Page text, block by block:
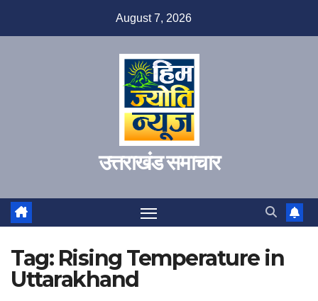
August 7, 2026
उत्तराखंड समाचार
Tag: Rising Temperature in
Uttarakhand